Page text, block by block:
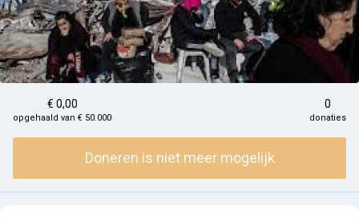
€ 0,00
opgehaald van € 50.000
0
donaties
Doneren is niet meer mogelijk